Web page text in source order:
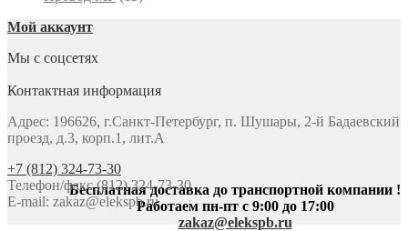
Мой аккаунт
Мы с соцсетях
Контактная информация
Адрес: 196626, г.Санкт-Петербург, п. Шушары, 2-й Бадаевский
проезд, д.3, корп.1, лит.А
+7 (812) 324-73-30
Телефон/факс (812) 324-73-30
E-mail: zakaz@elekspb.ru
Бесплатная доставка до транспортной компании !
Работаем пн-пт с 9:00 до 17:00
zakaz@elekspb.ru